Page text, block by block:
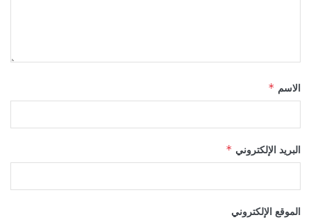
الاسم *
البريد الإلكتروني *
الموقع الإلكتروني